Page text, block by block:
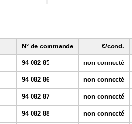
N° de commande €/cond.
94 082 85 non connecté
94 082 86 non connecté
94 082 87 non connecté
94 082 88 non connecté